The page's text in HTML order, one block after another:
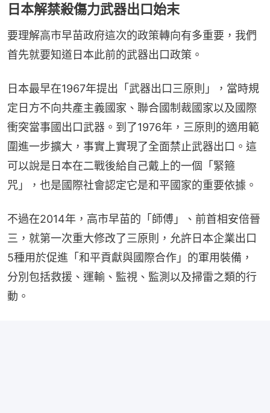
日本解禁殺傷力武器出口始末
要理解高市早苗政府這次的政策轉向有多重要，我們
首先就要知道日本此前的武器出口政策。
日本最早在1967年提出「武器出口三原則」，當時規
定日方不向共產主義國家、聯合國制裁國家以及國際
衝突當事國出口武器。到了1976年，三原則的適用範
圍進一步擴大，事實上實現了全面禁止武器出口。這
可以說是日本在二戰後給自己戴上的一個「緊箍
咒」，也是國際社會認定它是和平國家的重要依據。
不過在2014年，高市早苗的「師傅」、前首相安倍晉
三，就第一次重大修改了三原則，允許日本企業出口
5種用於促進「和平貢獻與國際合作」的軍用裝備，
分別包括救援、運輸、監視、監測以及掃雷之類的行
動。